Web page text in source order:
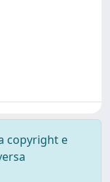
copyright e